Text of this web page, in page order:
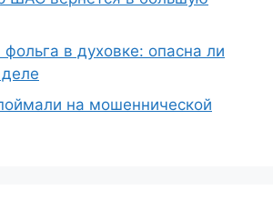
в духовке: опасна ли
на мошеннической